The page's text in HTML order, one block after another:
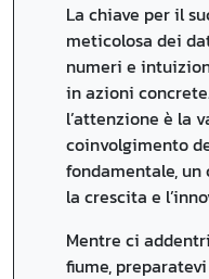
La chiave per il
meticolosa dei
numeri e
in azioni
l’attenzione è la
coinvolgimento
fondamentale,
la crescita e
Mentre ci
fiume,